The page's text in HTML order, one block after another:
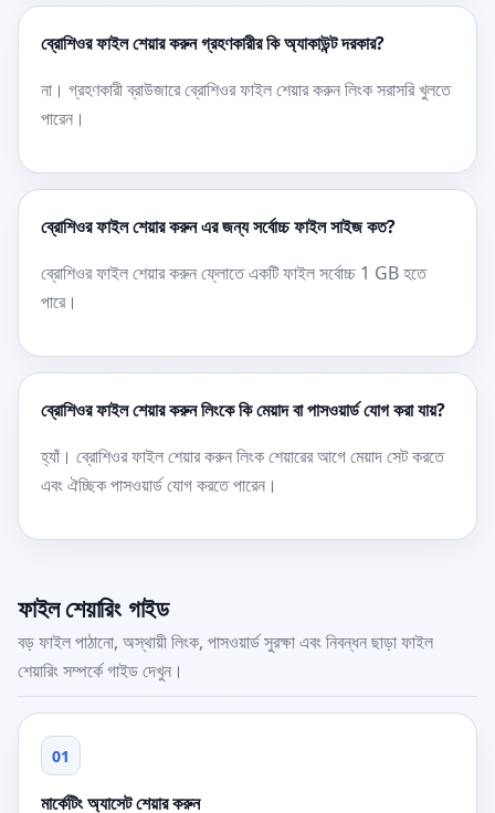
ব্রোশিওর ফাইল শেয়ার করুন গ্রহণকারীর কি অ্যাকাউন্ট দরকার?
না। গ্রহণকারী ব্রাউজারে ব্রোশিওর ফাইল শেয়ার করুন লিংক সরাসরি খুলতে
পারেন।
ব্রোশিওর ফাইল শেয়ার করুন এর জন্য সর্বোচ্চ ফাইল সাইজ কত?
ব্রোশিওর ফাইল শেয়ার করুন ফ্লোতে একটি ফাইল সর্বোচ্চ 1 GB হতে
পারে।
ব্রোশিওর ফাইল শেয়ার করুন লিংকে কি মেয়াদ বা পাসওয়ার্ড যোগ করা যায়?
হ্যাঁ। ব্রোশিওর ফাইল শেয়ার করুন লিংক শেয়ারের আগে মেয়াদ সেট করতে
এবং ঐচ্ছিক পাসওয়ার্ড যোগ করতে পারেন।
ফাইল শেয়ারিং গাইড
বড় ফাইল পাঠানো, অস্থায়ী লিংক, পাসওয়ার্ড সুরক্ষা এবং নিবন্ধন ছাড়া ফাইল
শেয়ারিং সম্পর্কে গাইড দেখুন।
01
মার্কেটিং অ্যাসেট শেয়ার করুন